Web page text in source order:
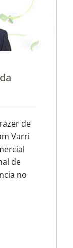
de
Varri
de
no